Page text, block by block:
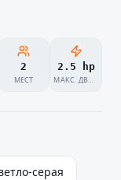
2
МЕСТ
2.5 hp
МАКС. ДВИГАТЕЛЬ
серая